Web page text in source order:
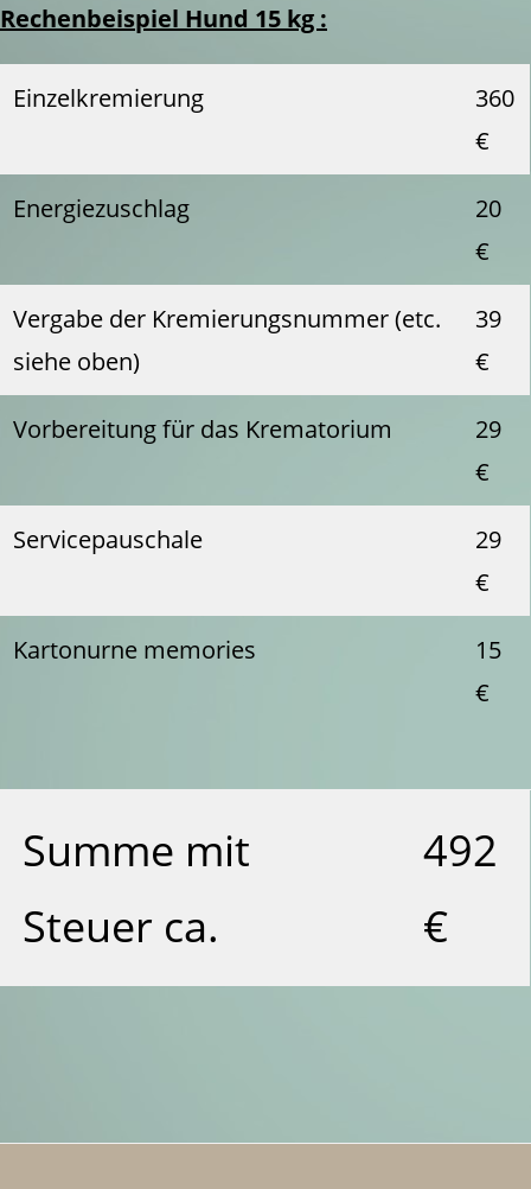
Rechenbeispiel Hund 15 kg :
Einzelkremierung
360
€
Energiezuschlag
20
€
Vergabe der Kremierungsnummer (etc.
siehe oben)
39
€
Vorbereitung für das Krematorium
29
€
Servicepauschale
29
€
Kartonurne memories
15
€
Summe mit
Steuer ca.
492
€